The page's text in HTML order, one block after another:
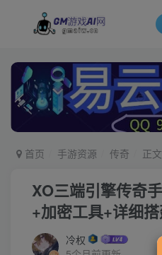
首页 手游资源 传奇 正文
XO三端引擎传奇
+加密工具+详细
冷权